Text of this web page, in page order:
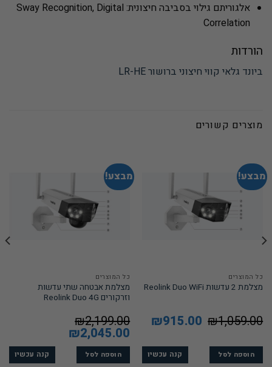
אלגוריתם גילוי בסביבה חיצונית: Sway Recognition, Digital
Correlation
הורדות
ביונד גלאי קווי חיצוני ברושור LR-HE
מוצרים קשורים
מבצע!
כל המוצרים
מצלמת 2 עדשות Reolink Duo WiFi
₪1,059.00 המחיר
המקורי ₪915.00 המחיר
הנוכחי
הוספה לסל קנה עכשיו
מבצע!
כל המוצרים
מצלמת אבטחה שתי עדשות
וזרקורים Reolink Duo 4G
₪2,199.00
המחיר
המקורי
היה:
₪2,199.00.
₪2,045.00 המחיר
הנוכחי
₪2,045.00. הוספה לסל קנה עכשיו